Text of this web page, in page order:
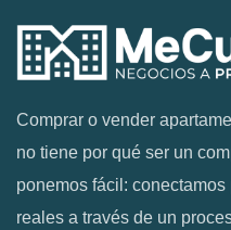
Comprar o vender
no tiene por qué ser un
ponemos fácil:
reales a través de un